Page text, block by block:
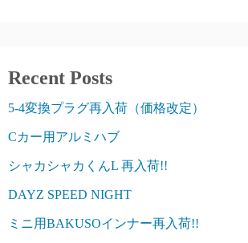
Recent Posts
5-4変換プラグ再入荷（価格改定）
Cカー用アルミハブ
シャカシャカくんL 再入荷!!
DAYZ SPEED NIGHT
ミニ用BAKUSOインナー再入荷!!